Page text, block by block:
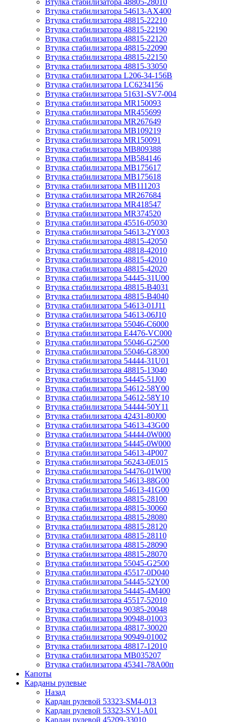
Втулка стабилизатора 48805-28010
Втулка стабилизатора 54613-AX400
Втулка стабилизатора 48815-22210
Втулка стабилизатора 48815-22190
Втулка стабилизатора 48815-22120
Втулка стабилизатора 48815-22090
Втулка стабилизатора 48815-22150
Втулка стабилизатора 48815-33050
Втулка стабилизатора L206-34-156B
Втулка стабилизатора LC6234156
Втулка стабилизатора 51631-SV7-004
Втулка стабилизатора MR150093
Втулка стабилизатора MR455699
Втулка стабилизатора MR267649
Втулка стабилизатора MB109219
Втулка стабилизатора MR150091
Втулка стабилизатора MB809388
Втулка стабилизатора MB584146
Втулка стабилизатора MB175617
Втулка стабилизатора MB175618
Втулка стабилизатора MB111203
Втулка стабилизатора MR267684
Втулка стабилизатора MR418547
Втулка стабилизатора MR374520
Втулка стабилизатора 45516-05030
Втулка стабилизатора 54613-2Y003
Втулка стабилизатора 48815-42050
Втулка стабилизатора 48818-42010
Втулка стабилизатора 48815-42010
Втулка стабилизатора 48815-42020
Втулка стабилизатора 54445-31U00
Втулка стабилизатора 48815-B4031
Втулка стабилизатора 48815-B4040
Втулка стабилизатора 54613-01J11
Втулка стабилизатора 54613-06J10
Втулка стабилизатора 55046-C6000
Втулка стабилизатора E4476-VC000
Втулка стабилизатора 55046-G2500
Втулка стабилизатора 55046-G8300
Втулка стабилизатора 54444-31U01
Втулка стабилизатора 48815-13040
Втулка стабилизатора 54445-51J00
Втулка стабилизатора 54612-58Y00
Втулка стабилизатора 54612-58Y10
Втулка стабилизатора 54444-50Y11
Втулка стабилизатора 42431-80J00
Втулка стабилизатора 54613-43G00
Втулка стабилизатора 54444-0W000
Втулка стабилизатора 54445-0W000
Втулка стабилизатора 54613-4P007
Втулка стабилизатора 56243-0E015
Втулка стабилизатора 54476-01W00
Втулка стабилизатора 54613-88G00
Втулка стабилизатора 54613-41G00
Втулка стабилизатора 48815-28100
Втулка стабилизатора 48815-30060
Втулка стабилизатора 48815-28080
Втулка стабилизатора 48815-28120
Втулка стабилизатора 48815-28110
Втулка стабилизатора 48815-28090
Втулка стабилизатора 48815-28070
Втулка стабилизатора 55045-G2500
Втулка стабилизатора 45517-0D040
Втулка стабилизатора 54445-52Y00
Втулка стабилизатора 54445-4M400
Втулка стабилизатора 45517-52010
Втулка стабилизатора 90385-20048
Втулка стабилизатора 90948-01003
Втулка стабилизатора 48817-30020
Втулка стабилизатора 90949-01002
Втулка стабилизатора 48817-12010
Втулка стабилизатора MB035207
Втулка стабилизатора 45341-78A00п
Капоты
Карданы рулевые
Назад
Кардан рулевой 53323-SM4-013
Кардан рулевой 53323-SV1-A01
Кардан рулевой 45209-33010